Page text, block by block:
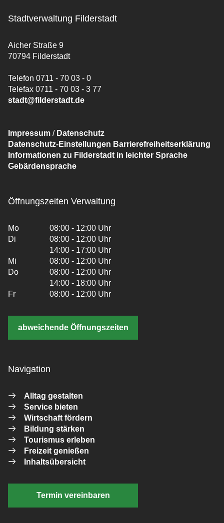
Stadtverwaltung Filderstadt
Aicher Straße 9
70794 Filderstadt
Telefon 0711 - 70 03 - 0
Telefax 0711 - 70 03 - 3 77
stadt@filderstadt.de
Impressum / Datenschutz
Datenschutz-Einstellungen Barrierefreiheitserklärung
Informationen zu Filderstadt in leichter Sprache
Gebärdensprache
Öffnungszeiten Verwaltung
Mo
08:00 - 12:00 Uhr
Di
08:00 - 12:00 Uhr
14:00 - 17:00 Uhr
Mi
08:00 - 12:00 Uhr
Do
08:00 - 12:00 Uhr
14:00 - 18:00 Uhr
Fr
08:00 - 12:00 Uhr
abweichende Öffnungszeiten
Navigation
Alltag gestalten
Service bieten
Wirtschaft fördern
Bildung stärken
Tourismus erleben
Freizeit genießen
Inhaltsübersicht
Termin vereinbaren